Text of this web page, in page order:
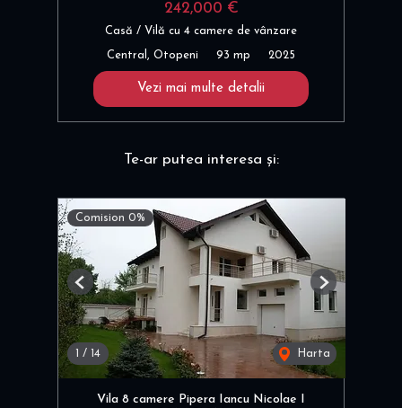
242,000 €
Casă / Vilă cu 4 camere de vânzare
Central, Otopeni 93 mp 2025
Vezi mai multe detalii
Te-ar putea interesa și:
Comision 0%
/ 14 Harta
Previous Next
Vila 8 camere Pipera Iancu Nicolae I